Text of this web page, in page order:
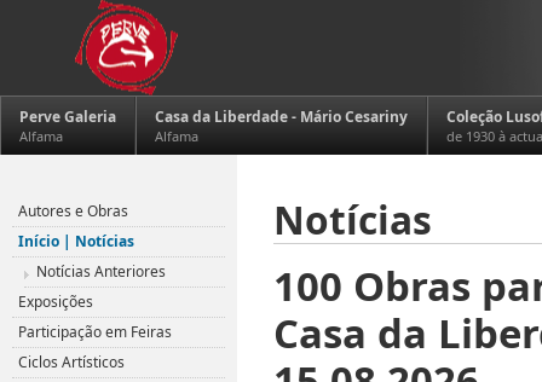
Perve Galeria
Alfama
Casa da Liberdade - Mário Cesariny
Alfama
Coleção
de 1930 à
Notícias
100 Obras
Casa da
Autores e Obras
Início | Notícias
Notícias Anteriores
Exposições
Participação em Feiras
Ciclos Artísticos